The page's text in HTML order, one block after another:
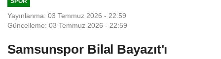
Yayınlanma: 03 Temmuz 2026 - 22:59
Güncelleme: 03 Temmuz 2026 - 22:59
Samsunspor Bilal Bayazıt'ı